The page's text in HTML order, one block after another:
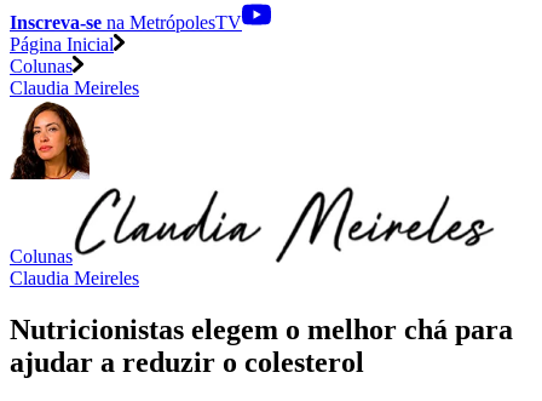
Inscreva-se na MetrópolesTV
Página Inicial
Colunas
Claudia Meireles
Colunas
Claudia Meireles
Nutricionistas elegem o melhor chá para
ajudar a reduzir o colesterol